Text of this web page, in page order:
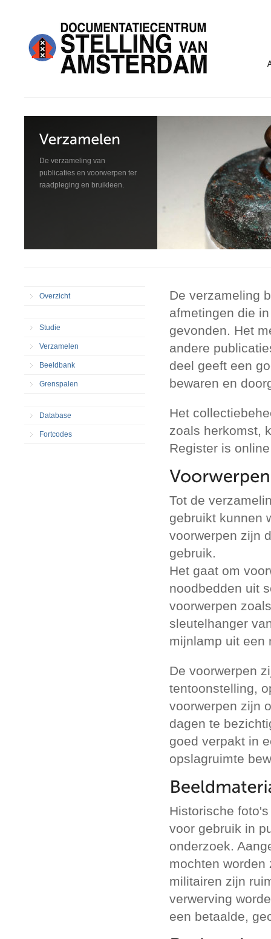
De verzameling van
publicaties en voorwerpen ter
raadpleging en bruikleen.
Overzicht
Studie
Verzamelen
Beeldbank
Grenspalen
Database
Fortcodes
De verzameling
afmetingen die
gevonden. Het
andere
deel geeft een
bewaren en
Het
zoals herkomst,
Register is
Tot de
gebruikt kunnen
voorwerpen zijn
gebruik.
Het gaat om
noodbedden uit
voorwerpen
sleutelhanger
mijnlamp uit een
De voorwerpen
tentoonstelling,
voorwerpen zijn
dagen te
goed verpakt in
opslagruimte
Historische
voor gebruik in
onderzoek.
mochten
militairen zijn
verwerving
een betaalde,